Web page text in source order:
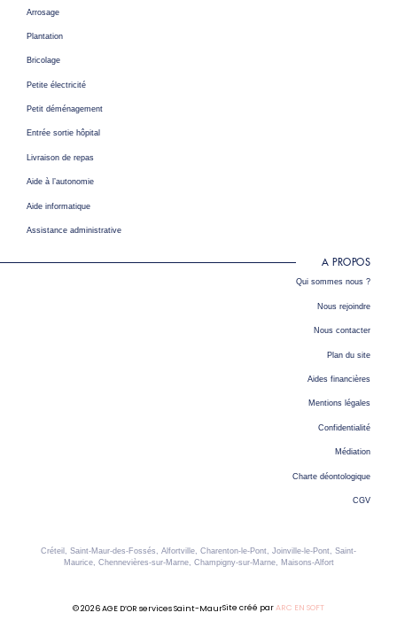
Arrosage
Plantation
Bricolage
Petite électricité
Petit déménagement
Entrée sortie hôpital
Livraison de repas
Aide à l’autonomie
Aide informatique
Assistance administrative
A PROPOS
Qui sommes nous ?
Nous rejoindre
Nous contacter
Plan du site
Aides financières
Mentions légales
Confidentialité
Médiation
Charte déontologique
CGV
Créteil, Saint-Maur-des-Fossés, Alfortville, Charenton-le-Pont, Joinville-le-Pont, Saint-
Maurice, Chennevières-sur-Marne, Champigny-sur-Marne, Maisons-Alfort
© 2026 AGE D’OR services Saint-MaurSite créé parARC EN SOFT